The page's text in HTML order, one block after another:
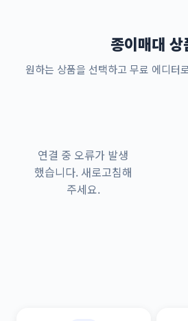
종이매대 상
원하는 상품을 선택하고 무료 에디터
연결 중 오류가 발생
했습니다. 새로고침해
주세요.